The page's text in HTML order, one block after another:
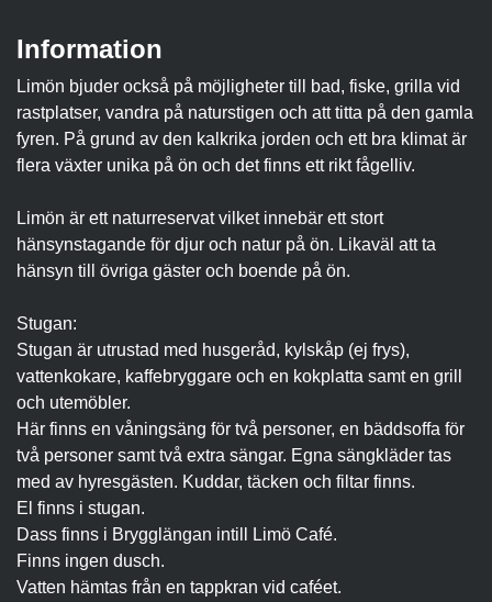
Information
Limön bjuder också på möjligheter till bad, fiske, grilla vid
rastplatser, vandra på naturstigen och att titta på den gamla
fyren. På grund av den kalkrika jorden och ett bra klimat är
flera växter unika på ön och det finns ett rikt fågelliv.
Limön är ett naturreservat vilket innebär ett stort
hänsynstagande för djur och natur på ön. Likaväl att ta
hänsyn till övriga gäster och boende på ön.
Stugan:
Stugan är utrustad med husgeråd, kylskåp (ej frys),
vattenkokare, kaffebryggare och en kokplatta samt en grill
och utemöbler.
Här finns en våningsäng för två personer, en bäddsoffa för
två personer samt två extra sängar. Egna sängkläder tas
med av hyresgästen. Kuddar, täcken och filtar finns.
El finns i stugan.
Dass finns i Brygglängan intill Limö Café.
Finns ingen dusch.
Vatten hämtas från en tappkran vid caféet.